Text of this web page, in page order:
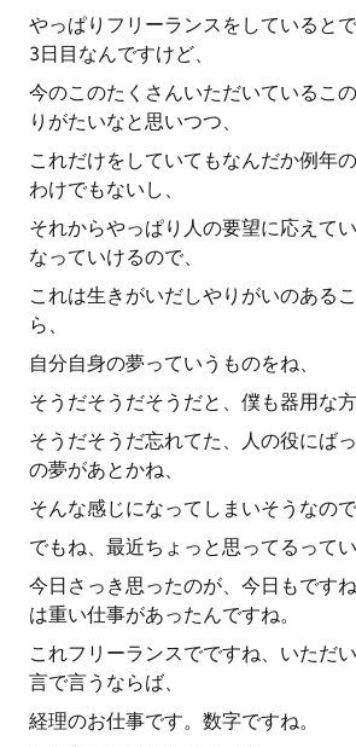
やっぱりフリーランスをしていると
3日目なんですけど、
今のこのたくさんいただいているこ
りがたいなと思いつつ、
これだけをしていてもなんだか例年
わけでもないし、
それからやっぱり人の要望に応えて
なっていけるので、
これは生きがいだしやりがいのある
ら、
自分自身の夢っていうものをね、
そうだそうだそうだと、僕も器用な
そうだそうだ忘れてた、人の役にば
の夢があとかね、
そんな感じになってしまいそうなので
でもね、最近ちょっと思ってるってい
今日さっき思ったのが、今日もです
は重い仕事があったんですね。
これフリーランスでですね、いただ
言で言うならば、
経理のお仕事です。数字ですね。